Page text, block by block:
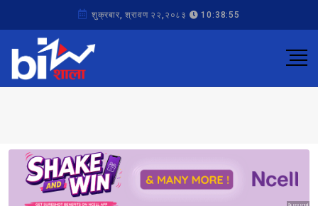
शुक्रबार, श्रावण २२,२०८३ 10:38:55
Sponsored